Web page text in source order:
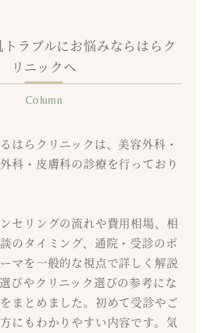
ラブルにお悩みならはらク
リニックへ
Column
はらクリニックは、美容外科・
科・皮膚科の診療を行っており
セリングの流れや費用相場、相
のタイミング、通院・受診のポ
マを一般的な視点で詳しく解説
びやクリニック選びの参考にな
まとめました。初めて受診やご
にもわかりやすい内容です。気